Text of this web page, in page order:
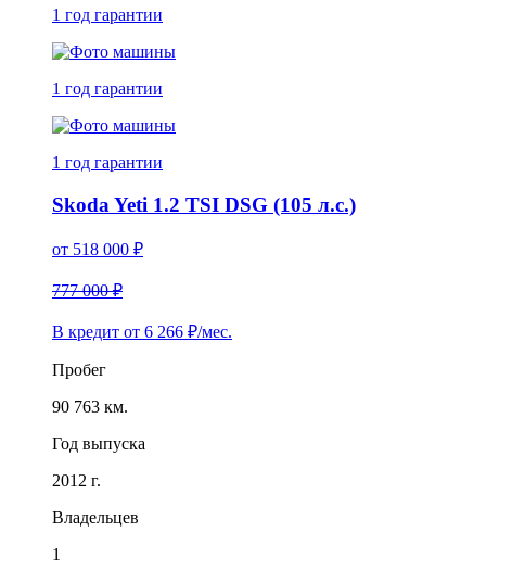
1 год гарантии
1 год гарантии
1 год гарантии
Skoda Yeti 1.2 TSI DSG (105 л.с.)
от 518 000 ₽
777 000 ₽
В кредит от 6 266 ₽/мес.
Пробег
90 763 км.
Год выпуска
2012 г.
Владельцев
1